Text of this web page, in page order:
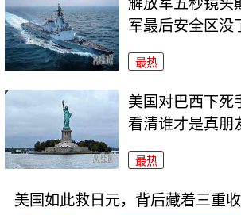
解放军五秒镜头
军最后安全区没
最热
美国对巴西下死
看清谁才是真朋
最热
美国如此救日元，背后藏着三重收